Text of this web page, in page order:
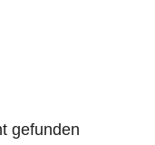
gefunden